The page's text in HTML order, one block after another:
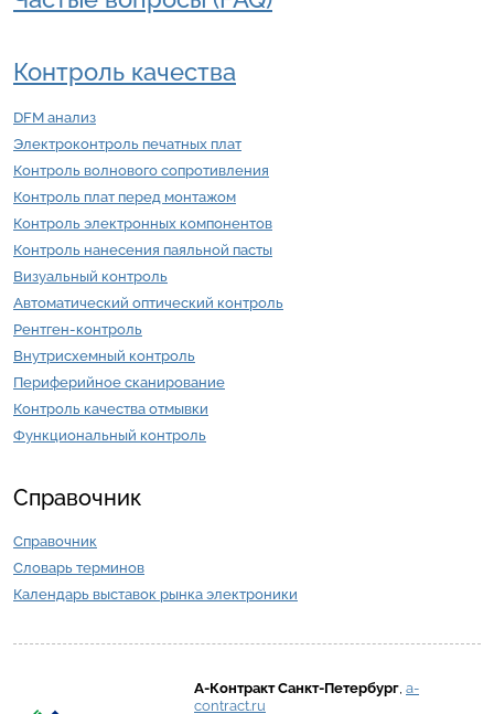
Контроль качества
DFM анализ
Электроконтроль печатных плат
Контроль волнового сопротивления
Контроль плат перед монтажом
Контроль электронных компонентов
Контроль нанесения паяльной пасты
Визуальный контроль
Автоматический оптический контроль
Рентген-контроль
Внутрисхемный контроль
Периферийное сканирование
Контроль качества отмывки
Функциональный контроль
Справочник
Справочник
Словарь терминов
Календарь выставок рынка электроники
А-Контракт Санкт-Петербург, a-
contract.ru